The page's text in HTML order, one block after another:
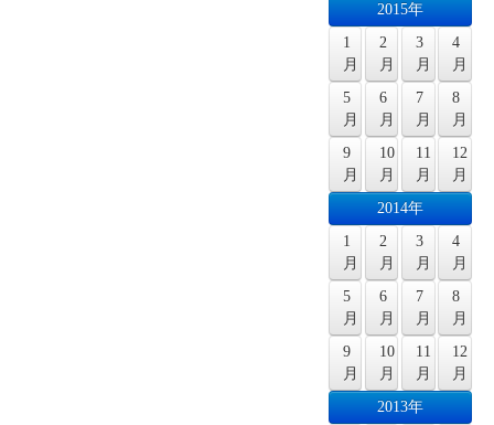
2015年
1
月
2
月
3
月
4
月
5
月
6
月
7
月
8
月
9
月
10
月
11
月
12
月
2014年
1
月
2
月
3
月
4
月
5
月
6
月
7
月
8
月
9
月
10
月
11
月
12
月
2013年